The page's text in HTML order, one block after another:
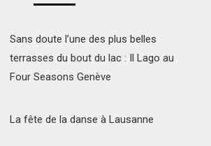
Sans doute l’une des plus belles
terrasses du bout du lac : Il Lago au
Four Seasons Genève
La fête de la danse à Lausanne